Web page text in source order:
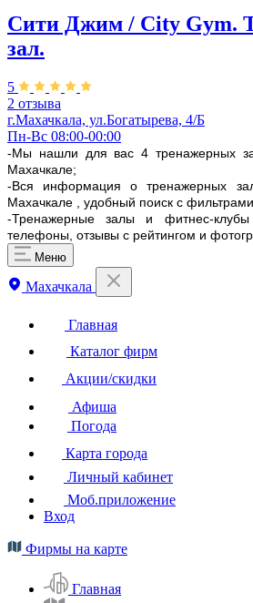
Сити Джим / City Gym.
зал.
5
2 отзыва
г.Махачкала, ул.Богатырева, 4/Б
Пн-Вс 08:00-00:00
-Мы нашли для вас 4 тренажерных
Махачкале;
-Вся информация о тренажерных
Махачкале , удобный поиск с
-Тренажерные залы и фитнес-
телефоны, отзывы с рейтингом и
Меню
Махачкала
Главная
Каталог фирм
Акции/скидки
Афиша
Погода
Карта города
Личный кабинет
Моб.приложение
Вход
Фирмы на карте
Главная